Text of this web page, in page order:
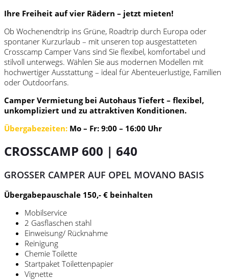
Ihre Freiheit auf vier Rädern – jetzt mieten!
Ob Wochenendtrip ins Grüne, Roadtrip durch Europa oder
spontaner Kurzurlaub – mit unseren top ausgestatteten
Crosscamp Camper Vans sind Sie flexibel, komfortabel und
stilvoll unterwegs. Wählen Sie aus modernen Modellen mit
hochwertiger Ausstattung – ideal für Abenteuerlustige, Familien
oder Outdoorfans.
Camper Vermietung bei Autohaus Tiefert – flexibel,
unkompliziert und zu attraktiven Konditionen.
Übergabezeiten: Mo – Fr: 9:00 – 16:00 Uhr
CROSSCAMP 600 | 640
GROSSER CAMPER AUF OPEL MOVANO BASIS
Übergabepauschale 150,- € beinhalten
Mobilservice
2 Gasflaschen stahl
Einweisung/ Rücknahme
Reinigung
Chemie Toilette
Startpaket Toilettenpapier
Vignette